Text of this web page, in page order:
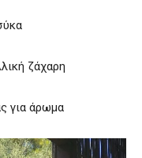
ζάχαρη
για άρωμα